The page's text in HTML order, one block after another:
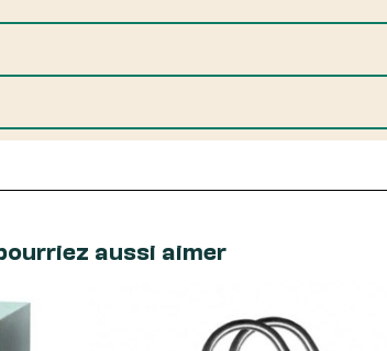
aussi aimer